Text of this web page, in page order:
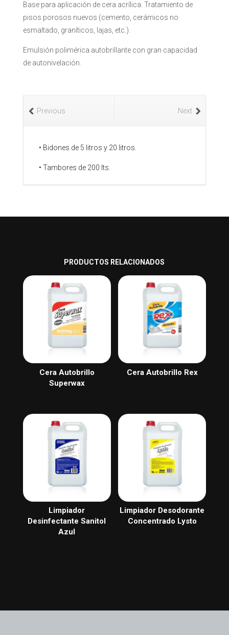
Base para aplicación de cera acrílica. Tratamiento de
pisos porosos nuevos (cemento, cerámicos no
esmaltado, graníticos, lajas, etc.).
Emulsión polimérica autobrillante con gran capacidad
de autonivelación.
Next
Previous
• Bidones de 5 litros y 20 litros.
• Tambores de 200 lts.
PRODUCTOS RELACIONADOS
Cera Autobrillo
Superwax
Cera Autobrillo Rex
Limpiador
Desinfectante Sanitol
Azul
Limpiador Desodorante
Concentrado Lysto